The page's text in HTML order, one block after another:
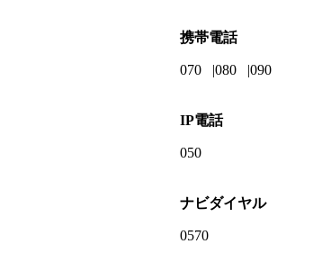
携帯電話
070 080 090
IP電話
050
ナビダイヤル
0570